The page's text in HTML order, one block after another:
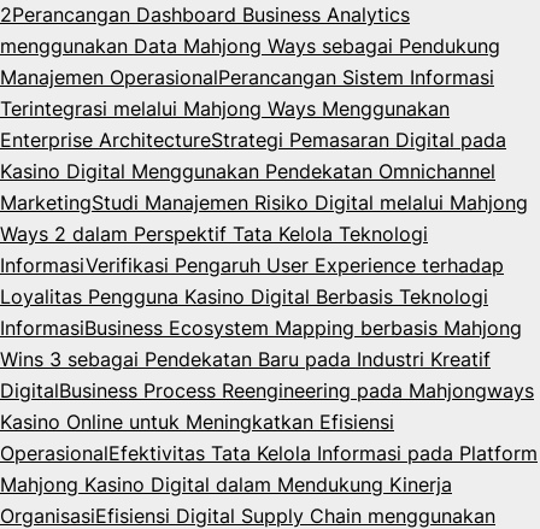
2Perancangan Dashboard Business Analytics
menggunakan Data Mahjong Ways sebagai Pendukung
Manajemen OperasionalPerancangan Sistem Informasi
Terintegrasi melalui Mahjong Ways Menggunakan
Enterprise ArchitectureStrategi Pemasaran Digital pada
Kasino Digital Menggunakan Pendekatan Omnichannel
MarketingStudi Manajemen Risiko Digital melalui Mahjong
Ways 2 dalam Perspektif Tata Kelola Teknologi
InformasiVerifikasi Pengaruh User Experience terhadap
Loyalitas Pengguna Kasino Digital Berbasis Teknologi
InformasiBusiness Ecosystem Mapping berbasis Mahjong
Wins 3 sebagai Pendekatan Baru pada Industri Kreatif
DigitalBusiness Process Reengineering pada Mahjongways
Kasino Online untuk Meningkatkan Efisiensi
OperasionalEfektivitas Tata Kelola Informasi pada Platform
Mahjong Kasino Digital dalam Mendukung Kinerja
OrganisasiEfisiensi Digital Supply Chain menggunakan